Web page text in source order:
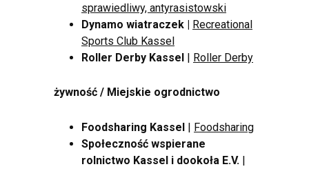
sprawiedliwy, antyrasistowski
Dynamo wiatraczek | Recreational
Sports Club Kassel
Roller Derby Kassel | Roller Derby
żywność / Miejskie ogrodnictwo
Foodsharing Kassel | Foodsharing
Społeczność wspierane
rolnictwo Kassel i dookoła E.V. |